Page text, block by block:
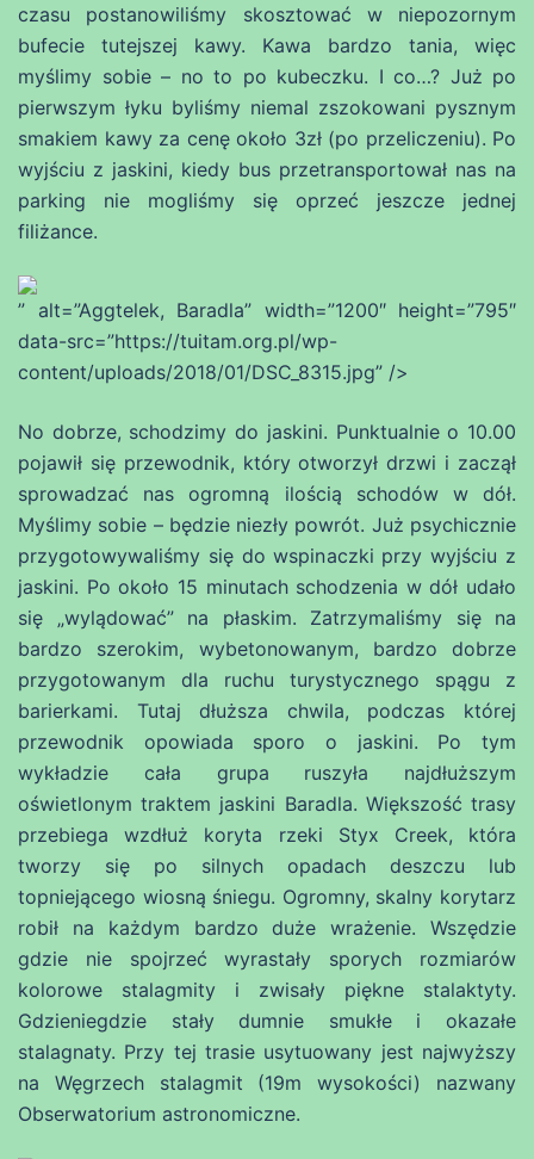
czasu postanowiliśmy skosztować w niepozornym
bufecie tutejszej kawy. Kawa bardzo tania, więc
myślimy sobie – no to po kubeczku. I co…? Już po
pierwszym łyku byliśmy niemal zszokowani pysznym
smakiem kawy za cenę około 3zł (po przeliczeniu). Po
wyjściu z jaskini, kiedy bus przetransportował nas na
parking nie mogliśmy się oprzeć jeszcze jednej
filiżance.
” alt=”Aggtelek, Baradla” width=”1200″ height=”795″
data-src=”https://tuitam.org.pl/wp-
content/uploads/2018/01/DSC_8315.jpg” />
No dobrze, schodzimy do jaskini. Punktualnie o 10.00
pojawił się przewodnik, który otworzył drzwi i zaczął
sprowadzać nas ogromną ilością schodów w dół.
Myślimy sobie – będzie niezły powrót. Już psychicznie
przygotowywaliśmy się do wspinaczki przy wyjściu z
jaskini. Po około 15 minutach schodzenia w dół udało
się „wylądować” na płaskim. Zatrzymaliśmy się na
bardzo szerokim, wybetonowanym, bardzo dobrze
przygotowanym dla ruchu turystycznego spągu z
barierkami. Tutaj dłuższa chwila, podczas której
przewodnik opowiada sporo o jaskini. Po tym
wykładzie cała grupa ruszyła najdłuższym
oświetlonym traktem jaskini Baradla. Większość trasy
przebiega wzdłuż koryta rzeki Styx Creek, która
tworzy się po silnych opadach deszczu lub
topniejącego wiosną śniegu. Ogromny, skalny korytarz
robił na każdym bardzo duże wrażenie. Wszędzie
gdzie nie spojrzeć wyrastały sporych rozmiarów
kolorowe stalagmity i zwisały piękne stalaktyty.
Gdzieniegdzie stały dumnie smukłe i okazałe
stalagnaty. Przy tej trasie usytuowany jest najwyższy
na Węgrzech stalagmit (19m wysokości) nazwany
Obserwatorium astronomiczne.